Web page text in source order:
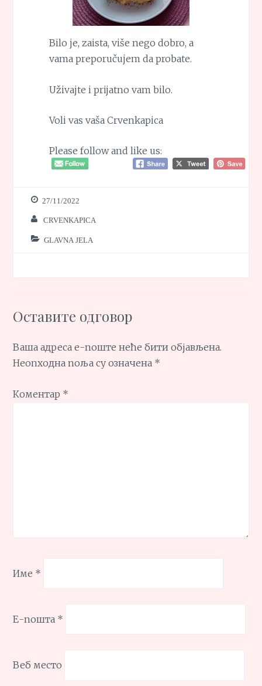
Bilo je, zaista, više nego dobro, a
vama preporučujem da probate.
Uživajte i prijatno vam bilo.
Voli vas vaša Crvenkapica
Please follow and like us:
27/11/2022
CRVENKAPICA
GLAVNA JELA
Оставите одговор
Ваша адреса е-поште неће бити објављена.
Неопходна поља су означена *
Коментар *
Име *
Е-пошта *
Веб место